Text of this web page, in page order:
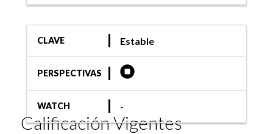
CLAVE Estable
PERSPECTIVAS
WATCH -
Calificación Vigentes